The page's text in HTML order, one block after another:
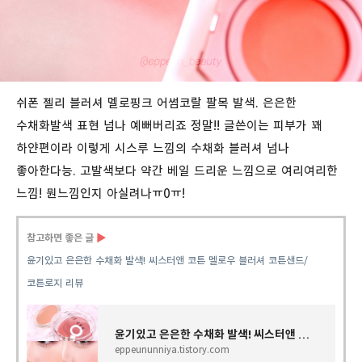
쉬폰 젤리 블러셔 멜로핑크 어썸코랄 팔목 발색. 은은한
수채화발색 표현 넘나 예뻐버리죠 정말!! 글쓴이는 피부가 꽤
하얀편이라 이렇게 시스루 느낌의 수채화 블러셔 넘나
좋아한다능. 고발색보다 약간 베일 드리운 느낌으로 여리여리한
느낌! 뭔느낌인지 아실려나ㅠ0ㅠ!
참고하면 좋은 글 ▶
윤기있고 은은한 수채화 발색! 씨스터앤 코튼 멜로우 블러셔 코튼샌드/
코튼로지 리뷰
윤기있고 은은한 수채화 발색! 씨스터앤 코튼 멜로우 블러셔 코튼샌드/코튼로지 리뷰
eppeununniya.tistory.com